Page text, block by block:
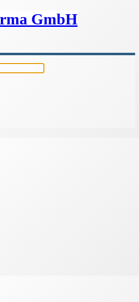
GmbH